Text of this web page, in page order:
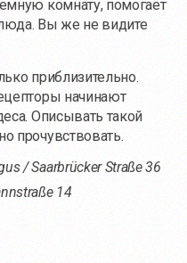
комнату, помогает
Вы же не видите
приблизительно.
начинают
Описывать такой
прочувствовать.
/ Saarbrücker Straße 36
14